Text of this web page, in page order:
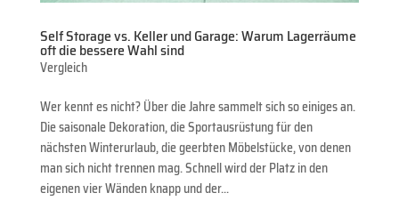
Self Storage vs. Keller und Garage: Warum Lagerräume
oft die bessere Wahl sind
Vergleich
Wer kennt es nicht? Über die Jahre sammelt sich so einiges an.
Die saisonale Dekoration, die Sportausrüstung für den
nächsten Winterurlaub, die geerbten Möbelstücke, von denen
man sich nicht trennen mag. Schnell wird der Platz in den
eigenen vier Wänden knapp und der...